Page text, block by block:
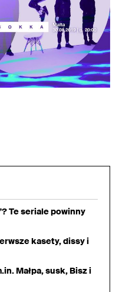
Te seriale powinny
kasety, dissy i
Małpa, susk, Bisz i